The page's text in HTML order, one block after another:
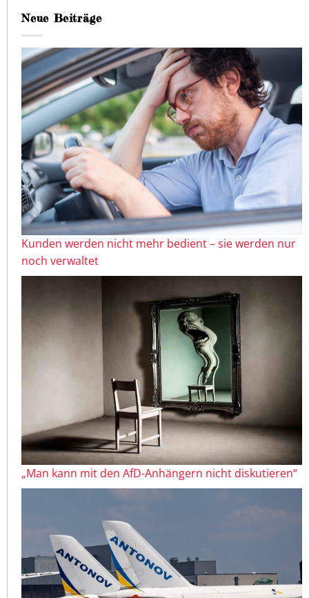
Neue Beiträge
Kunden werden nicht mehr bedient – sie werden nur
noch verwaltet
„Man kann mit den AfD-Anhängern nicht diskutieren“